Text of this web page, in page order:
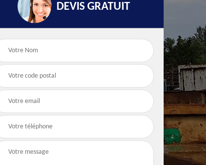
Débarras
d'appartement 83
Débarras de grenier et
cave 83
DEVIS GRATUIT